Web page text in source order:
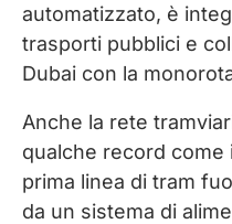
automatizzato, è
trasporti pubblici e
Dubai con la
Anche la rete
qualche record come
prima linea di tram
da un sistema di